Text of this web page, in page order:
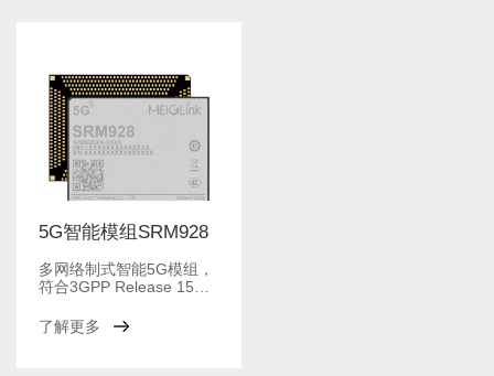
5G智能模组SRM928
多网络制式智能5G模组，
符合3GPP Release 15规
了解更多